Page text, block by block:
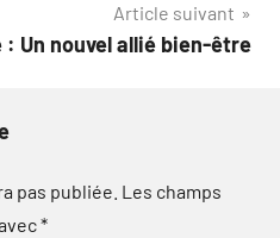
Article suivant
: Un nouvel allié bien-être
pas publiée. Les champs
*